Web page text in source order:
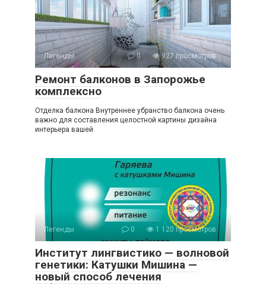
Легенды 0 927 просмотров
Ремонт балконов в Запорожье
комплексно
Отделка балкона Внутреннее убранство балкона очень
важно для составления целостной картины дизайна
интерьера вашей
Легенды 0 1 120 просмотров
Институт лингвистико — волновой
генетики: Катушки Мишина —
новый способ лечения